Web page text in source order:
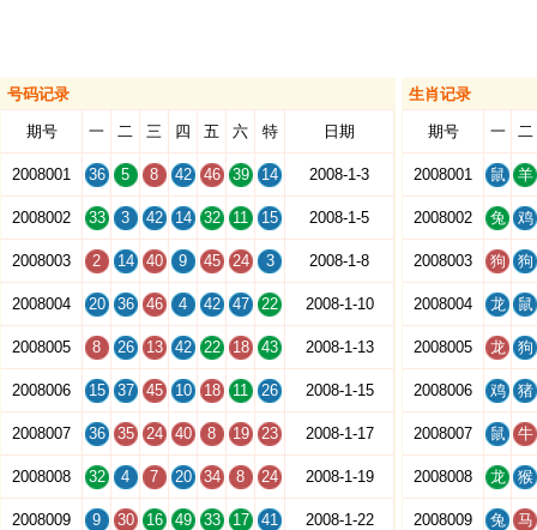
号码记录
期号 一 二 三 四 五 六 特 日期
2008001 36 5 8 42 46 39 14 2008-1-3
2008002 33 3 42 14 32 11 15 2008-1-5
2008003 2 14 40 9 45 24 3 2008-1-8
2008004 20 36 46 4 42 47 22 2008-1-10
2008005 8 26 13 42 22 18 43 2008-1-13
2008006 15 37 45 10 18 11 26 2008-1-15
2008007 36 35 24 40 8 19 23 2008-1-17
2008008 32 4 7 20 34 8 24 2008-1-19
2008009 9 30 16 49 33 17 41 2008-1-22
生肖记录
期号 一 二
2008001 鼠 羊
2008002 兔 鸡
2008003 狗 狗
2008004 龙 鼠
2008005 龙 狗
2008006 鸡 猪
2008007 鼠 牛
2008008 龙 猴
2008009 兔 马